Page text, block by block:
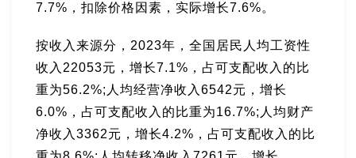
7.7%，扣除价格因素，实际增长7.6%。
按收入来源分，2023年，全国居民人均工资性
收入22053元，增长7.1%，占可支配收入的比
重为56.2%;人均经营净收入6542元，增长
6.0%，占可支配收入的比重为16.7%;人均财产
净收入3362元，增长4.2%，占可支配收入的比